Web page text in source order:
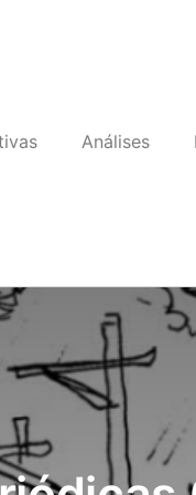
Análises